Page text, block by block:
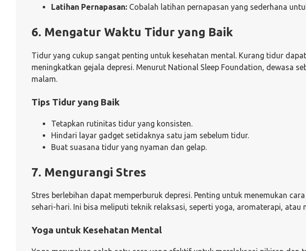
Latihan Pernapasan: Cobalah latihan pernapasan yang sederhana
6. Mengatur Waktu Tidur yang Baik
Tidur yang cukup sangat penting untuk kesehatan mental. Kurang tidur
meningkatkan gejala depresi. Menurut National Sleep Foundation, dewasa
malam.
Tips Tidur yang Baik
Tetapkan rutinitas tidur yang konsisten.
Hindari layar gadget setidaknya satu jam sebelum tidur.
Buat suasana tidur yang nyaman dan gelap.
7. Mengurangi Stres
Stres berlebihan dapat memperburuk depresi. Penting untuk menemukan
sehari-hari. Ini bisa meliputi teknik relaksasi, seperti yoga, aromaterapi, atau
Yoga untuk Kesehatan Mental